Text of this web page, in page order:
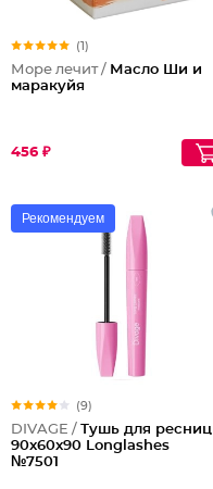
(1)
Море лечит / Масло Ши и
маракуйя
456 ₽
Рекомендуем
(9)
DIVAGE / Тушь для ресниц
90x60x90 Longlashes
№7501